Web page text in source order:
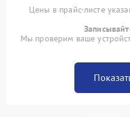
Цены в прайс-листе
Мы проверим ваше